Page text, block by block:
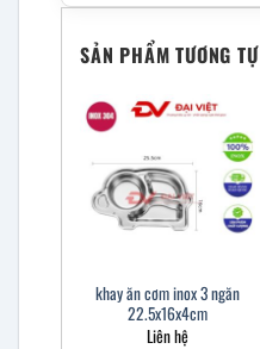
SẢN PHẨM TƯƠNG TỰ
khay ăn cơm inox 3 ngăn
22.5x16x4cm
Liên hệ